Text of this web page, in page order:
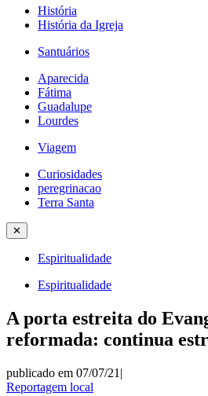
História
História da Igreja
Santuários
Aparecida
Fátima
Guadalupe
Lourdes
Viagem
Curiosidades
peregrinacao
Terra Santa
✕
Espiritualidade
Espiritualidade
A porta estreita do
reformada: continua
publicado em 07/07/21 |
Reportagem local